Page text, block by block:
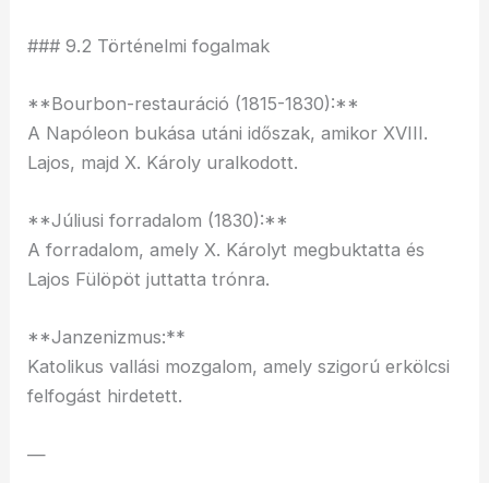
### 9.2 Történelmi fogalmak
**Bourbon-restauráció (1815-1830):**
A Napóleon bukása utáni időszak, amikor XVIII.
Lajos, majd X. Károly uralkodott.
**Júliusi forradalom (1830):**
A forradalom, amely X. Károlyt megbuktatta és
Lajos Fülöpöt juttatta trónra.
**Janzenizmus:**
Katolikus vallási mozgalom, amely szigorú erkölcsi
felfogást hirdetett.
—